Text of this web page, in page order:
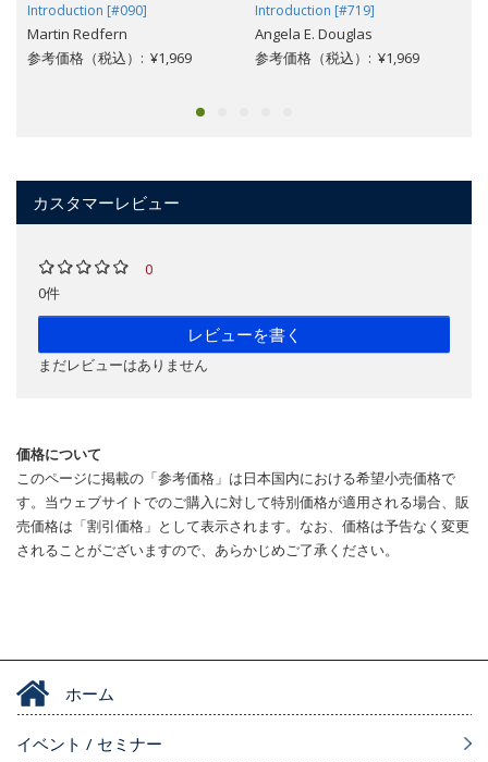
Introduction [#090]
Martin Redfern
参考価格（税込）: ¥1,969
Introduction [#719]
Angela E. Douglas
参考価格（税込）: ¥1,969
カスタマーレビュー
0
0件
レビューを書く
まだレビューはありません
価格について
このページに掲載の「参考価格」は日本国内における希望小売価格で
す。当ウェブサイトでのご購入に対して特別価格が適用される場合、販
売価格は「割引価格」として表示されます。なお、価格は予告なく変更
されることがございますので、あらかじめご了承ください。
ホーム
イベント / セミナー